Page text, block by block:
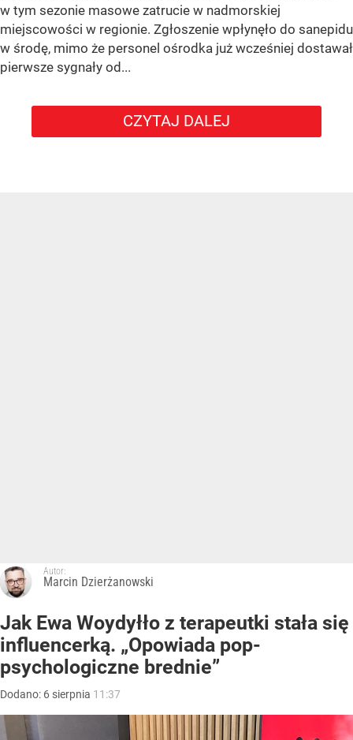
w tym sezonie masowe zatrucie w nadmorskiej
miejscowości w regionie. Zgłoszenie wpłynęło do sanepidu
w środę, mimo że personel ośrodka już wcześniej dostawał
pierwsze sygnały od...
CZYTAJ DALEJ
Autor:
Marcin Dzierżanowski
Jak Ewa Woydyłło z terapeutki stała się
influencerką. „Opowiada pop-
psychologiczne brednie”
Dodano: 6 sierpnia 11:37